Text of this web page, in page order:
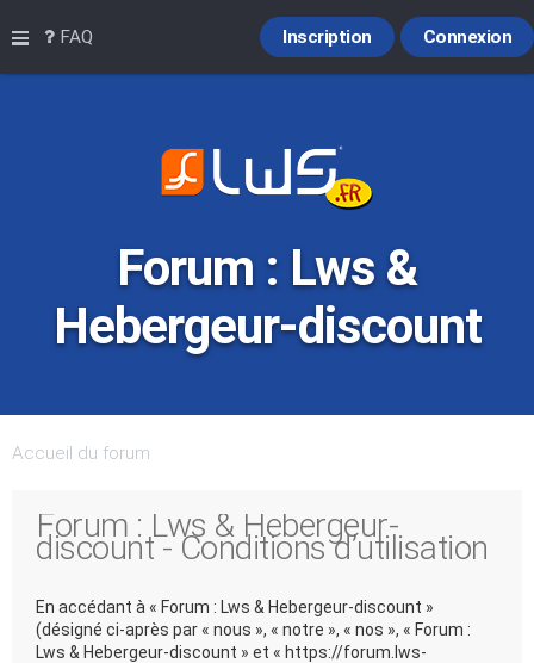
Raccourcis
FAQ Connexion
Inscription
Forum : Lws &
Hebergeur-discount
Accueil du forum
Forum : Lws & Hebergeur-
discount - Conditions d’utilisation
En accédant à « Forum : Lws & Hebergeur-discount »
(désigné ci-après par « nous », « notre », « nos », « Forum :
Lws & Hebergeur-discount » et « https://forum.lws-